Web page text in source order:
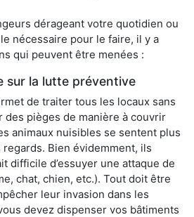
dérageant votre quotidien ou
nécessaire pour le faire, il y a
qui peuvent être menées :
sur la lutte préventive
de traiter tous les locaux sans
pièges de manière à couvrir
animaux nuisibles se sentent plus
Bien évidemment, ils
difficile d’essuyer une attaque de
chat, chien, etc.). Tout doit être
leur invasion dans les
devez dispenser vos bâtiments